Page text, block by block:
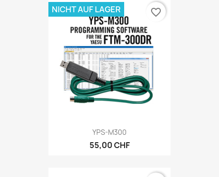
YPS-M300
55,00 CHF
NICHT AUF LAGER favorite_border